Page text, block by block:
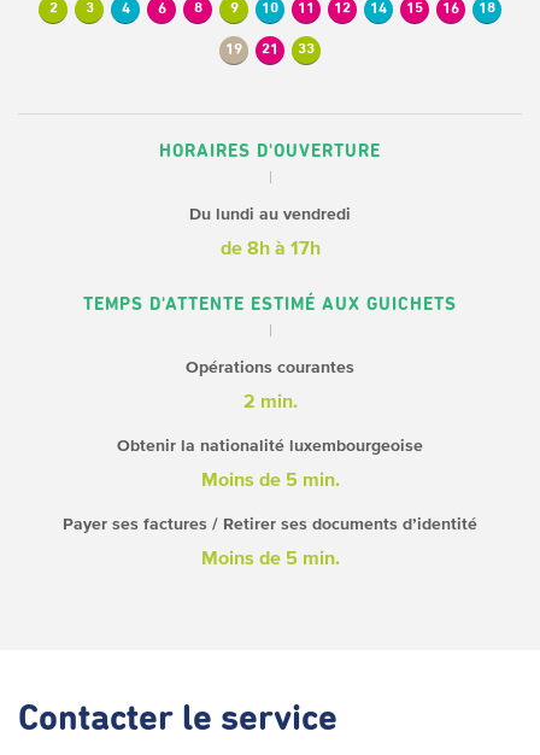
2 3 4 6 8 9 10 11 12 14 15 16 18
19 21 33
HORAIRES D'OUVERTURE
Du lundi au vendredi
de 8h à 17h
TEMPS D'ATTENTE ESTIMÉ AUX GUICHETS
Opérations courantes
2 min.
Obtenir la nationalité luxembourgeoise
Moins de 5 min.
Payer ses factures / Retirer ses documents d’identité
Moins de 5 min.
Contacter le service